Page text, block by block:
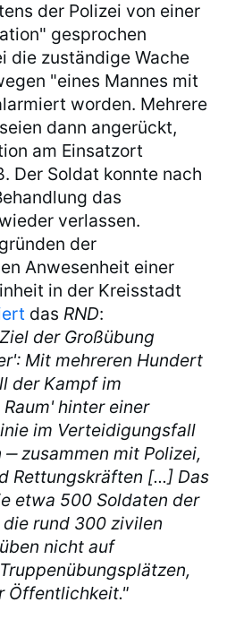
der Polizei von einer
gesprochen
die zuständige Wache
"eines Mannes mit
worden. Mehrere
dann angerückt,
am Einsatzort
Der Soldat konnte nach
das
verlassen.
der
Anwesenheit einer
in der Kreisstadt
dasRND:
der Großübung
Mit mehreren Hundert
der Kampf im
hinter einer
im Verteidigungsfall
zusammen mit Polizei,
Rettungskräften [...] Das
etwa 500 Soldaten der
rund 300 zivilen
nicht auf
Öffentlichkeit."